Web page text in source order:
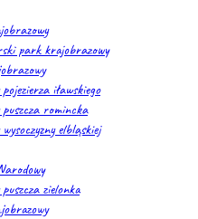
park krajobrazowy
iławskiego
romincka
elbląskiej
zielonka